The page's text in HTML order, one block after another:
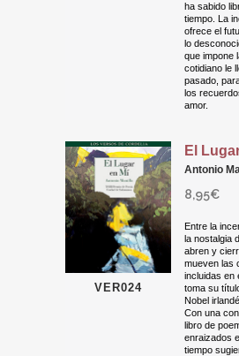
ha sabido
tiempo. La
ofrece el
lo
que impone
cotidiano le
pasado,
los
amor.
VER024
El
Antonio
8,95€
Entre la
la nostalgia
abren y
mueven las
incluidas en
toma su
Nobel
Con una
libro de
enraizados
tiempo